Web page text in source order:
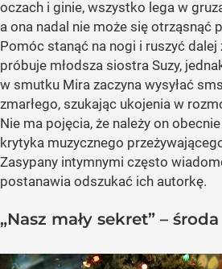
oczach i ginie, wszystko lega w
a ona nadal nie może się otrząsnąć
Pomóc stanąć na nogi i ruszyć
próbuje młodsza siostra Suzy,
w smutku Mira zaczyna wysyłać
zmarłego, szukając ukojenia w
Nie ma pojęcia, że należy on
krytyka muzycznego
Zasypany intymnymi często
postanawia odszukać ich autorkę.
„Nasz mały sekret” – środa